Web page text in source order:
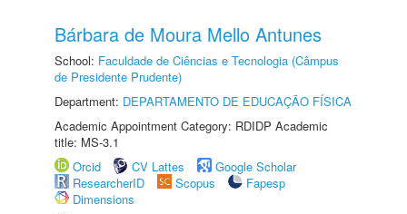
Bárbara de Moura Mello Antunes
School: Faculdade de Ciências e Tecnologia (Câmpus
de Presidente Prudente)
Department: DEPARTAMENTO DE EDUCAÇÃO FÍSICA
Academic Appointment Category: RDIDP Academic
title: MS-3.1
Orcid
CV Lattes
Google Scholar
ResearcherID
Scopus
Fapesp
Dimensions